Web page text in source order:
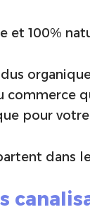
et 100%
pour